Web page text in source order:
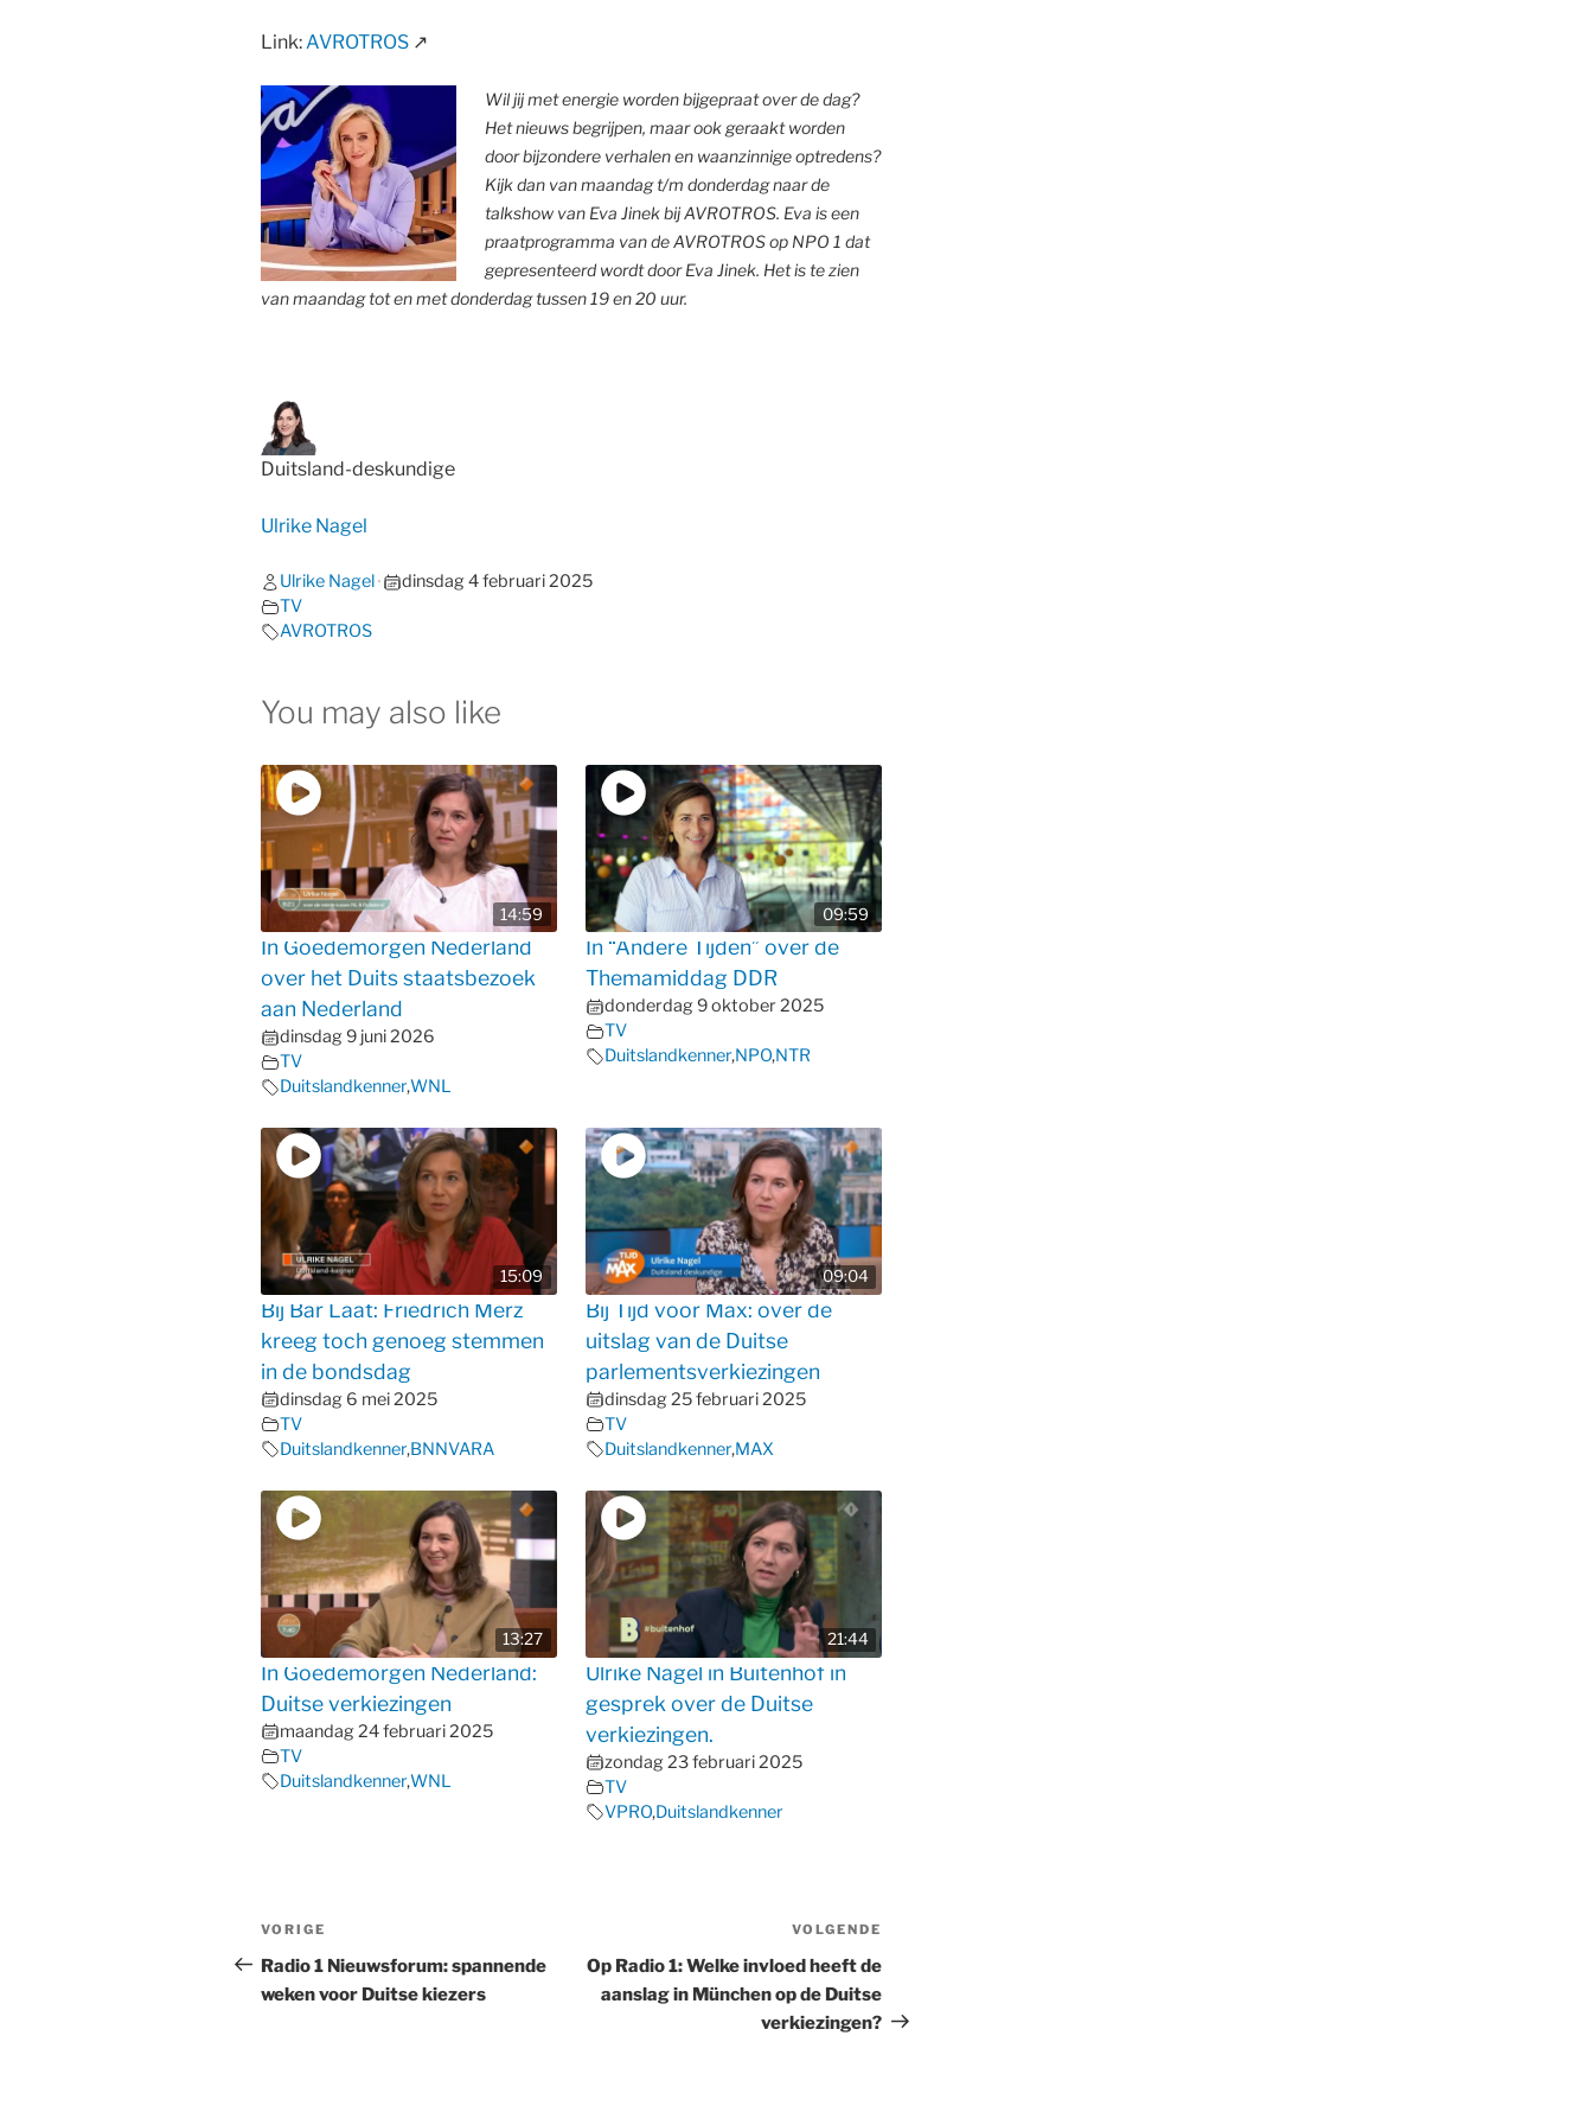
e
Link:AVROTROS ↗
Wil jij met energie worden bijgepraat over de dag?
Het nieuws begrijpen, maar ook geraakt worden
door bijzondere verhalen en waanzinnige optredens?
Kijk dan van maandag t/m donderdag naar de
talkshow van Eva Jinek bij AVROTROS. Eva is een
praatprogramma van de AVROTROS op NPO 1 dat
gepresenteerd wordt door Eva Jinek. Het is te zien
van maandag tot en met donderdag tussen 19 en 20 uur.
Duitsland-deskundige
Ulrike Nagel
Ulrike Nagel•
dinsdag 4 februari 2025
TV
AVROTROS
You may also like
14:59
In Goedemorgen Nederland
over het Duits staatsbezoek
aan Nederland
dinsdag 9 juni 2026
TV
Duitslandkenner,WNL
09:59
In “Andere Tijden” over de
Themamiddag DDR
donderdag 9 oktober 2025
TV
Duitslandkenner,NPO,NTR
15:09
Bij Bar Laat: Friedrich Merz
kreeg toch genoeg stemmen
in de bondsdag
dinsdag 6 mei 2025
TV
Duitslandkenner,BNNVARA
09:04
Bij Tijd voor Max: over de
uitslag van de Duitse
parlementsverkiezingen
dinsdag 25 februari 2025
TV
Duitslandkenner,MAX
13:27
In Goedemorgen Nederland:
Duitse verkiezingen
maandag 24 februari 2025
TV
Duitslandkenner,WNL
21:44
Ulrike Nagel in Buitenhof in
gesprek over de Duitse
verkiezingen.
zondag 23 februari 2025
TV
VPRO,Duitslandkenner
Bericht
navigatie
Vorig
bericht
VORIGE
Radio 1 Nieuwsforum: spannende
weken voor Duitse kiezers
bericht
VOLGENDE
Op Radio 1: Welke invloed heeft de
aanslag in München op de Duitse
verkiezingen?